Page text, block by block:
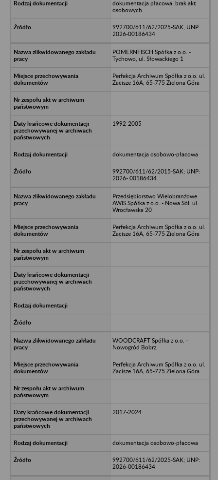
dokumentacja płacowa; brak akt
osobowych
992700/611/62/2025-SAK; UNP:
2026-00186434
POMERNFISCH Spółka z o.o. -
Tychowo, ul. Słowackiego 1
Perfekcja Archiwum Spółka z o.o. ul.
Zacisze 16A, 65-775 Zielona Góra
1992-2005
dokumentacja osobowo-płacowa
992700/611/62/2015-SAK; UNP:
2026- 00186434
Przedsiębiorstwo Wielobranżowe
AWIS Spółka z o.o. - Nowa Sól, ul.
Wrocławska 20
Perfekcja Archiwum Spółka z o.o. ul.
Zacisze 16A, 65-775 Zielona Góra
WOODCRAFT Spółka z o.o. -
Nowogród Bobrz.
Perfekcja Archiwum Spółka z o.o. ul.
Zacisze 16A, 65-775 Zielona Góra
2017-2024
dokumentacja osobowo-płacowa
992700/611/62/2025-SAK; UNP:
2026-00186434